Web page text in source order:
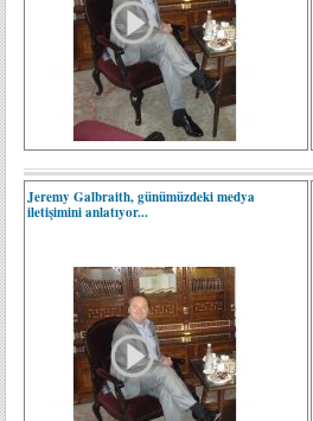
Jeremy Galbraith, günümüzdeki medya
iletişimini anlatıyor...